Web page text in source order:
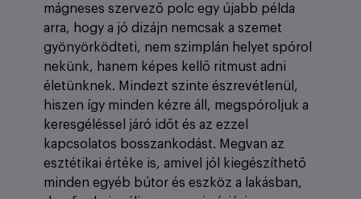
mágneses szervező polc egy újabb példa
arra, hogy a jó dizájn nemcsak a szemet
gyönyörködteti, nem szimplán helyet spórol
nekünk, hanem képes kellő ritmust adni
életünknek. Mindezt szinte észrevétlenül,
hiszen így minden kézre áll, megspóroljuk a
keresgéléssel járó időt és az ezzel
kapcsolatos bosszankodást. Megvan az
esztétikai értéke is, amivel jól kiegészíthető
minden egyéb bútor és eszköz a lakásban,